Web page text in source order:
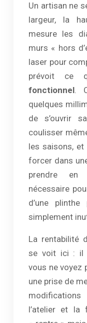
Un artisan ne
largeur, la
mesure les
murs « hors
laser pour
prévoit ce
fonctionnel.
quelques
de s’ouvrir
coulisser
les saisons, et
forcer dans
prendre en
nécessaire
d’une
simplement
La rentabilité
se voit ici : il
vous ne voyez
une prise de
l’atelier et la